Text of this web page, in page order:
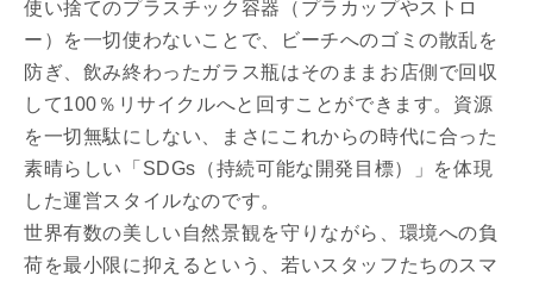
使い捨てのプラスチック容器（プラカップやストロ
ー）を一切使わないことで、ビーチへのゴミの散乱を
防ぎ、飲み終わったガラス瓶はそのままお店側で回収
して100％リサイクルへと回すことができます。資源
を一切無駄にしない、まさにこれからの時代に合った
素晴らしい「SDGs（持続可能な開発目標）」を体現
した運営スタイルなのです。
世界有数の美しい自然景観を守りながら、環境への負
荷を最小限に抑えるという、若いスタッフたちのスマ